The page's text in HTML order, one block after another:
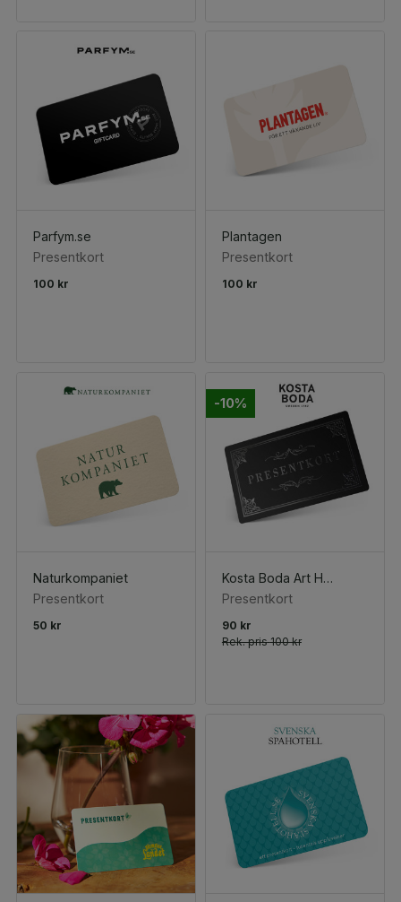
Parfym.se
Presentkort
100 kr
Plantagen
Presentkort
100 kr
Naturkompaniet
Presentkort
50 kr
Kosta Boda Art Hotel
Presentkort
90 kr
Rek. pris 100 kr
-10%